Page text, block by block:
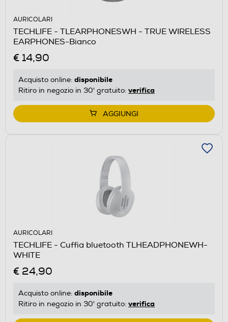
AURICOLARI
TECHLIFE - TLEARPHONESWH - TRUE WIRELESS
EARPHONES-Bianco
€ 14,90
Acquisto online: disponibile
Ritiro in negozio in 30' gratuito: verifica
AGGIUNGI
AURICOLARI
TECHLIFE - Cuffia bluetooth TLHEADPHONEWH-
WHITE
€ 24,90
Acquisto online: disponibile
Ritiro in negozio in 30' gratuito: verifica